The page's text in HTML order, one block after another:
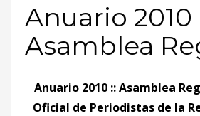
Anuario 2010
Asamblea
Anuario 2010 :: Asamblea
Oficial de Periodistas de la